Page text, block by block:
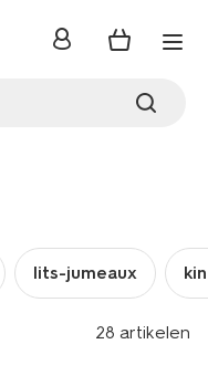
inloggen
lits-jumeaux
28 artikelen